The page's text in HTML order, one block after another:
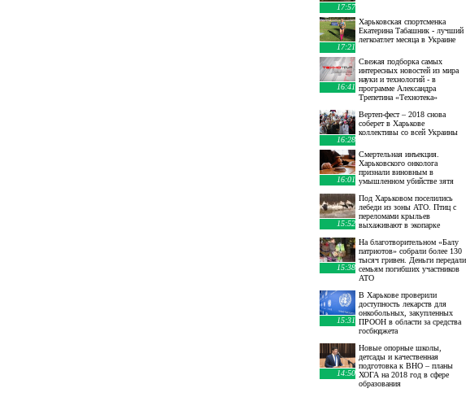
17:57
17:21
Харьковская спортсменка
Екатерина Табашник - лучший
легкоатлет месяца в Украине
16:41
Свежая подборка самых
интересных новостей из мира
науки и технологий - в
программе Александра
Трепетина «Технотека»
16:28
Вертеп-фест – 2018 снова
соберет в Харькове
коллективы со всей Украины
16:01
Смертельная инъекция.
Харьковского онколога
признали виновным в
умышленном убийстве зятя
15:52
Под Харьковом поселились
лебеди из зоны АТО. Птиц с
переломами крыльев
выхаживают в экопарке
15:38
На благотворительном «Балу
патриотов» собрали более 130
тысяч гривен. Деньги передали
семьям погибших участников
АТО
15:31
В Харькове проверили
доступность лекарств для
онкобольных, закупленных
ПРООН в области за средства
госбюджета
14:50
Новые опорные школы,
детсады и качественная
подготовка к ВНО – планы
ХОГА на 2018 год в сфере
образования